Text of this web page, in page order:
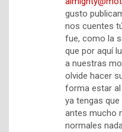
gusto
nos cuentes
fue, como la
que por aquí
a nuestras
olvide hacer
forma estar al
ya tengas
antes mucho
normales